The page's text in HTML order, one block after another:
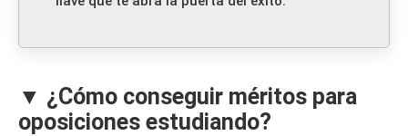
▼ ¿Cómo conseguir méritos para
oposiciones estudiando?